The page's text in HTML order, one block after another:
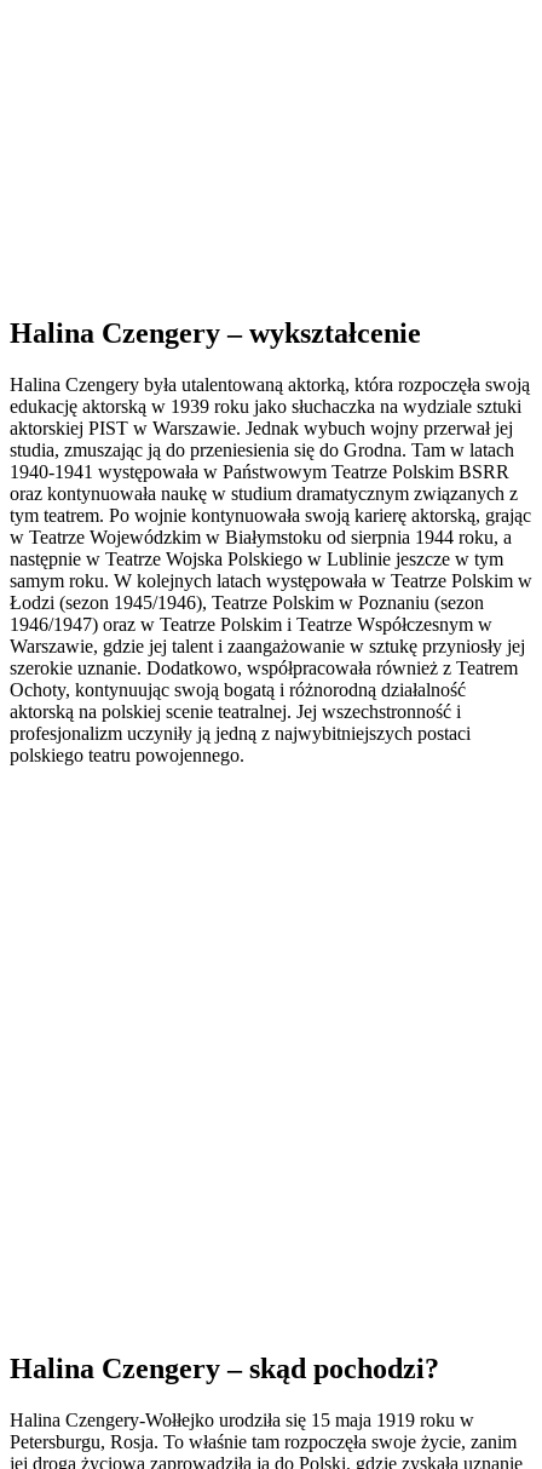
Halina Czengery – wykształcenie
Halina Czengery była utalentowaną aktorką, która rozpoczęła swoją
edukację aktorską w 1939 roku jako słuchaczka na wydziale sztuki
aktorskiej PIST w Warszawie. Jednak wybuch wojny przerwał jej
studia, zmuszając ją do przeniesienia się do Grodna. Tam w latach
1940-1941 występowała w Państwowym Teatrze Polskim BSRR
oraz kontynuowała naukę w studium dramatycznym związanych z
tym teatrem. Po wojnie kontynuowała swoją karierę aktorską, grając
w Teatrze Wojewódzkim w Białymstoku od sierpnia 1944 roku, a
następnie w Teatrze Wojska Polskiego w Lublinie jeszcze w tym
samym roku. W kolejnych latach występowała w Teatrze Polskim w
Łodzi (sezon 1945/1946), Teatrze Polskim w Poznaniu (sezon
1946/1947) oraz w Teatrze Polskim i Teatrze Współczesnym w
Warszawie, gdzie jej talent i zaangażowanie w sztukę przyniosły jej
szerokie uznanie. Dodatkowo, współpracowała również z Teatrem
Ochoty, kontynuując swoją bogatą i różnorodną działalność
aktorską na polskiej scenie teatralnej. Jej wszechstronność i
profesjonalizm uczyniły ją jedną z najwybitniejszych postaci
polskiego teatru powojennego.
Halina Czengery – skąd pochodzi?
Halina Czengery-Wołłejko urodziła się 15 maja 1919 roku w
Petersburgu, Rosja. To właśnie tam rozpoczęła swoje życie, zanim
jej droga życiowa zaprowadziła ją do Polski, gdzie zyskała uznanie